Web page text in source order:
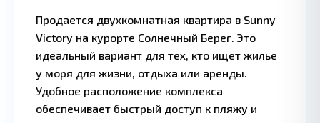
Продается двухкомнатная квартира в Sunny
Victory на курорте Солнечный Берег. Это
идеальный вариант для тех, кто ищет жилье
у моря для жизни, отдыха или аренды.
Удобное расположение комплекса
обеспечивает быстрый доступ к пляжу и